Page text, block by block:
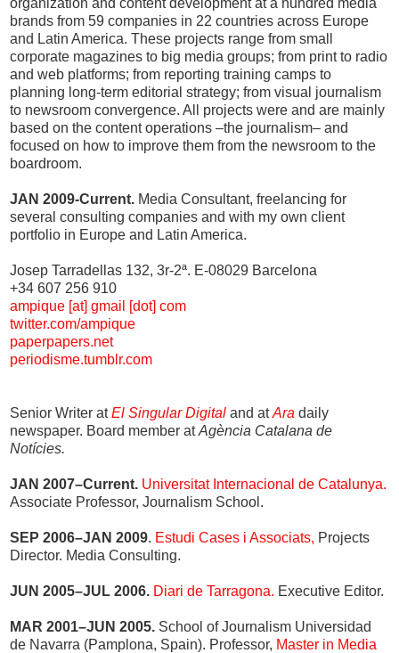
brands from 59 companies in 22 countries across Europe
and Latin America. These projects range from small
corporate magazines to big media groups; from print to radio
and web platforms; from reporting training camps to
planning long-term editorial strategy; from visual journalism
to newsroom convergence. All projects were and are mainly
based on the content operations –the journalism– and
focused on how to improve them from the newsroom to the
boardroom.
JAN 2009-Current. Media Consultant, freelancing for
several consulting companies and with my own client
portfolio in Europe and Latin America.
Josep Tarradellas 132, 3r-2ª. E-08029 Barcelona
+34 607 256 910
ampique [at] gmail [dot] com
twitter.com/ampique
paperpapers.net
periodisme.tumblr.com
Senior Writer atEl Singular Digital and atAra daily
newspaper. Board member atAgència Catalana de
Notícies.
JAN 2007–Current. Universitat Internacional de Catalunya.
Associate Professor, Journalism School.
SEP 2006–JAN 2009. Estudi Cases i Associats, Projects
Director. Media Consulting.
JUN 2005–JUL 2006. Diari de Tarragona. Executive Editor.
MAR 2001–JUN 2005. School of Journalism Universidad
de Navarra (Pamplona, Spain). Professor, Master in Media